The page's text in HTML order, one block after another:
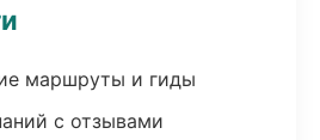
маршруты и гиды
с отзывами